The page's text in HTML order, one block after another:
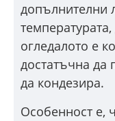
допълнителни
огледалото е
достатъчна да
да кондезира.
Особенност е,